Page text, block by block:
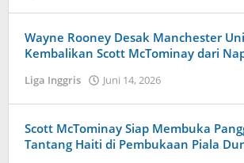
Wayne Rooney Desak Manchester
Kembalikan Scott McTominay dari
Liga Inggris Juni 14, 2026
Scott McTominay Siap Membuka
Tantang Haiti di Pembukaan Piala